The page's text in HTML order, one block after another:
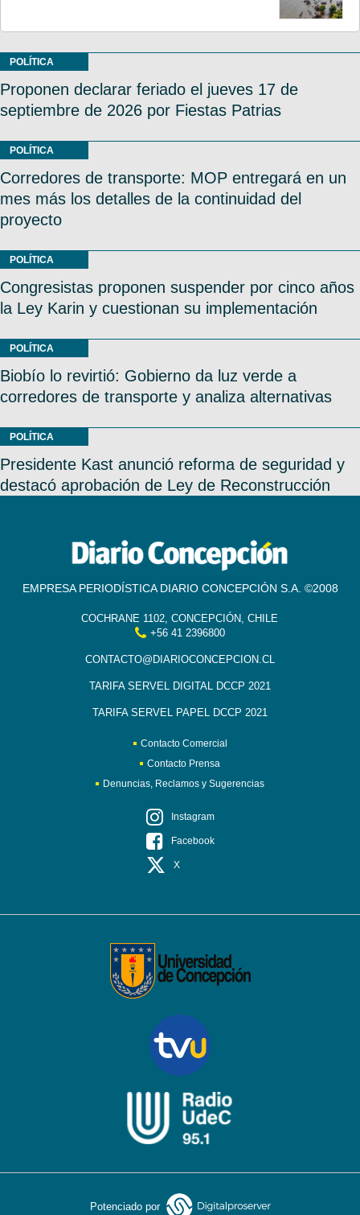
POLÍTICA
Proponen declarar feriado el jueves 17 de
septiembre de 2026 por Fiestas Patrias
POLÍTICA
Corredores de transporte: MOP entregará en un
mes más los detalles de la continuidad del
proyecto
POLÍTICA
Congresistas proponen suspender por cinco años
la Ley Karin y cuestionan su implementación
POLÍTICA
Biobío lo revirtió: Gobierno da luz verde a
corredores de transporte y analiza alternativas
POLÍTICA
Presidente Kast anunció reforma de seguridad y
destacó aprobación de Ley de Reconstrucción
EMPRESA PERIODÍSTICA DIARIO CONCEPCIÓN S.A. ©2008
COCHRANE 1102, CONCEPCIÓN, CHILE
+56 41 2396800
CONTACTO@DIARIOCONCEPCION.CL
TARIFA SERVEL DIGITAL DCCP 2021
TARIFA SERVEL PAPEL DCCP 2021
Contacto Comercial
Contacto Prensa
Denuncias, Reclamos y Sugerencias
Instagram
Facebook
X
Potenciado por